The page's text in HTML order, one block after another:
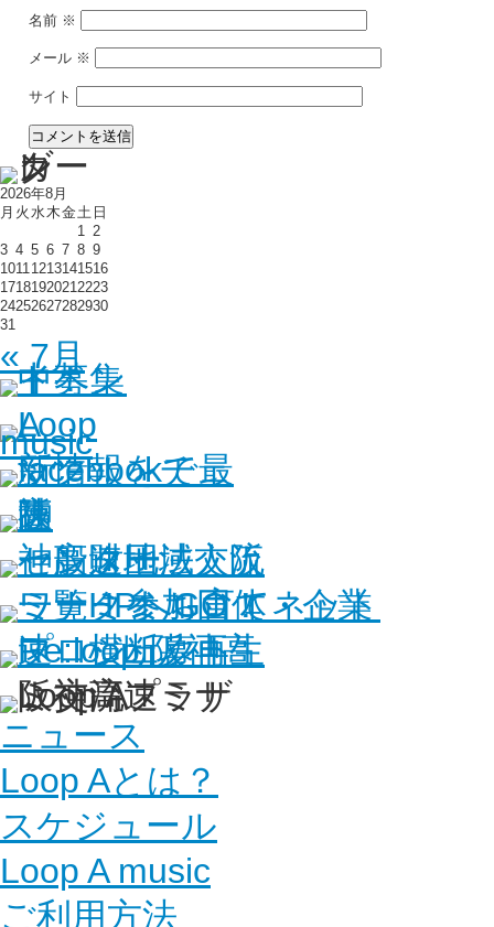
名前 ※
メール ※
サイト
2026年8月
月 火 水 木金土 日
1
2
3 4 5 6 7 8 9
1011 1213141516
1718192021 2223
24252627282930
31
« 7月
ニュース
Loop Aとは？
スケジュール
Loop A music
ご利用方法